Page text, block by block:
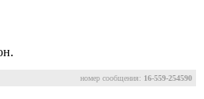
номер сообщения: 16-559-254590